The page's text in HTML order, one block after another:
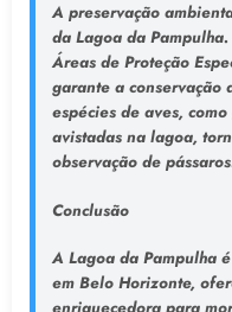
A preservação
da Lagoa da
Áreas de Proteção
garante a conservação
espécies de aves,
avistadas na lagoa,
observação de
Conclusão
A Lagoa da Pampulha
em Belo Horizonte,